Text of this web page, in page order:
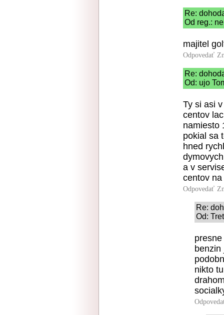
Re:
Od reg.:
majitel
Odpovedať
Re:
Od: ujo
Ty si asi
centov
namiesto
pokial sa
hned
a v
centov
Odpovedať
Re:
Od:
benzin
nikto